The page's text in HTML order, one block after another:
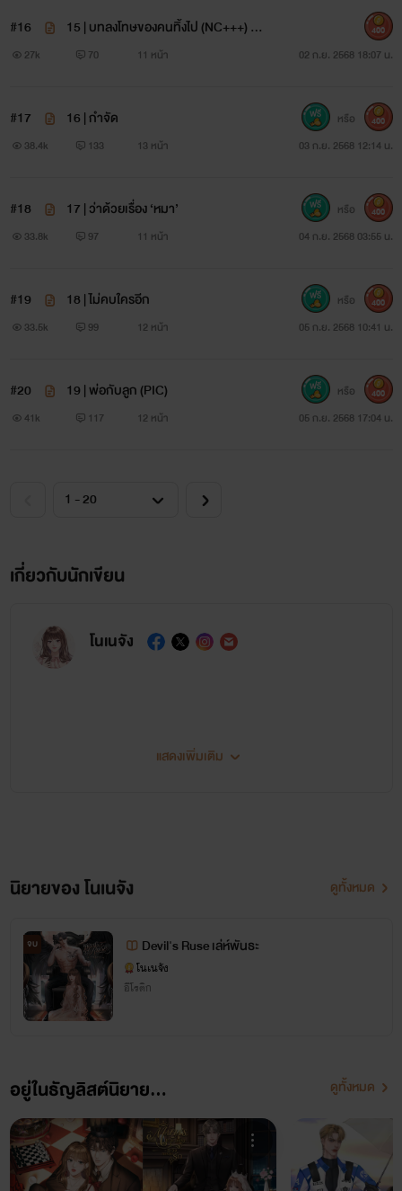
#16
15 | บทลงโทษของคนทิ้งไป (NC+++) 2
PIC
27k 70 11 หน้า 02 ก.ย. 2568 18:07 น.
400
#17 16 | กำจัด
38.4k 133 13 หน้า 03 ก.ย. 2568 12:14 น.
หรือ 400
#18 17 | ว่าด้วยเรื่อง ‘หมา’
33.8k 97 11 หน้า 04 ก.ย. 2568 03:55 น.
หรือ 400
#19 18 | ไม่คบใครอีก
33.5k 99 12 หน้า 05 ก.ย. 2568 10:41 น.
หรือ 400
#20 19 | พ่อกับลูก (PIC)
41k 117 12 หน้า 05 ก.ย. 2568 17:04 น.
หรือ 400
เกี่ยวกับนักเขียน
โนเนจัง
ลิขสิทธิ์เป็นของผู้สร้างสรรค์แต่เพียงผู้เดียว และเป็นของบริษัท โนเนจัง จำกัด
มาตรา15 27 31
มีโทษปรับตั้งแต่ 100,000 - 800,000 บาท หรือ
แสดงเพิ่มเติม
นิยายของ โนเนจัง ดูทั้งหมด
จบ Devil's Ruse เล่ห์พันธะ
โนเนจัง
อีโรติก
อยู่ในธัญลิสต์นิยาย... ดูทั้งหมด